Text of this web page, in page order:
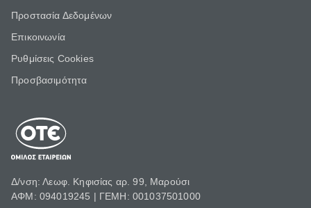
Προστασία Δεδομένων
Επικοινωνία
Ρυθμίσεις Cookies
Προσβασιμότητα
Δ/νση: Λεωφ. Κηφισίας αρ. 99, Μαρούσι
ΑΦΜ: 094019245 | ΓΕΜΗ: 001037501000